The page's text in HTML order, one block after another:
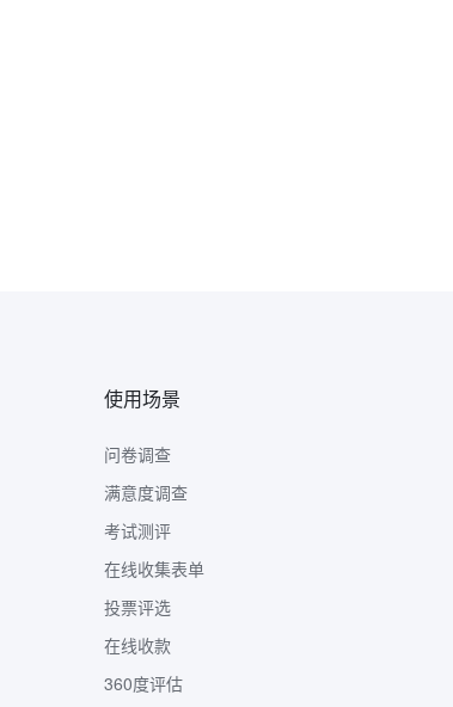
使用场景
问卷调查
满意度调查
考试测评
在线收集表单
投票评选
在线收款
360度评估